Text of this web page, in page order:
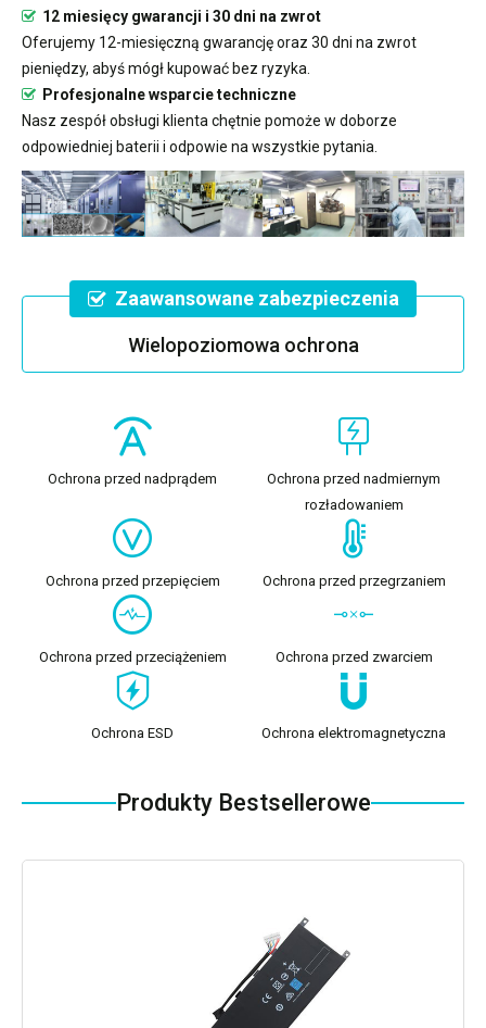
12 miesięcy gwarancji i 30 dni na zwrot
Oferujemy 12-miesięczną gwarancję oraz 30 dni na zwrot
pieniędzy, abyś mógł kupować bez ryzyka.
Profesjonalne wsparcie techniczne
Nasz zespół obsługi klienta chętnie pomoże w doborze
odpowiedniej baterii i odpowie na wszystkie pytania.
Zaawansowane zabezpieczenia
Wielopoziomowa ochrona
Ochrona przed nadprądem
Ochrona przed nadmiernym
rozładowaniem
Ochrona przed przepięciem Ochrona przed przegrzaniem
Ochrona przed przeciążeniem Ochrona przed zwarciem
Ochrona ESD Ochrona elektromagnetyczna
Produkty Bestsellerowe